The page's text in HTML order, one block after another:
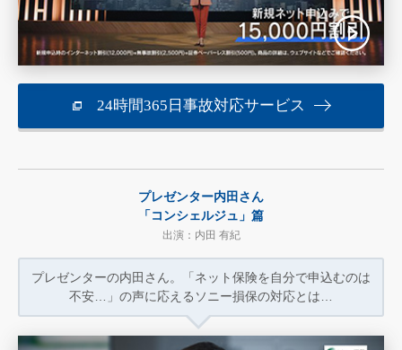
24時間365日事故対応サービス
プレゼンター内田さん
「コンシェルジュ」篇
出演：内田 有紀
プレゼンターの内田さん。
「ネット保険を自分で申込むのは
不安…」 の声に応えるソニー損保の対応とは…